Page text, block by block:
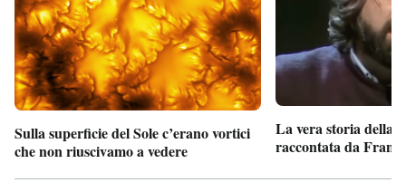
Sulla superficie del Sole c’erano vortici
che non riuscivamo a vedere
La vera storia della
raccontata da